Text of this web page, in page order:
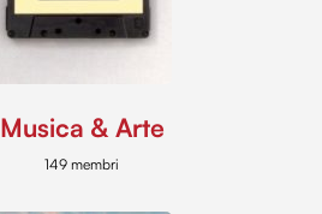
Musica & Arte
149 membri